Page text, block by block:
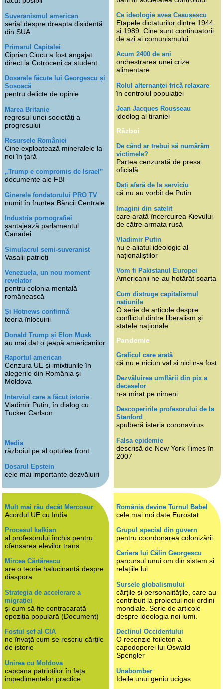
Suveranismul american
serial despre dreapta disidentă
din SUA
Primarul Capitalei
Ciprian Ciucu a fost angajat
direct la Cotroceni ca student
Dosarele făcute lui Georgescu și
Șoșoacă
pentru delicte de opinie
Marea Britanie
regresul unei societăți a
progresului
Resursele României
Cine exploatează mineralele la
noi în țară
„Trump e compromis de Israel”
documente ale FBI
Ginerele fondatorului PRO TV
numit în fruntea Băncii Centrale
Industria pornografiei
șantajează parlamentul
Canadei
Simulacrul semi-suveranist
Vasalii patrioți
Venezuela, un nou moment
revelator
pentru colonia mentală
românească
Și Hotnews confirmă
teoria înlocuirii
Donald Trump și Elon Musk
au mai dat o țeapă americanilor
Raportul american
Cenzura UE și imixtiunile în
alegerile din România și
Moldova
Interviul care a făcut istorie
Vladimir Putin, în dialog cu
Tucker Carlson
Media
războiul pe al optulea front
Dosarul Epstein
cele mai importante dezvăluiri
Ce ideologie avea Ceaușescu
Etapele dictaturilor dintre 1944
și 1989. Cine sunt continuatorii
de azi ai comunismului
Acum 2400 de ani
orchestrarea unei crize
alimentare
Rolul alternanței frică relaxare
în controlul populației
Jean Jacques Rousseau
ideolog al tiraniei
Război
De când ar trebui să numărăm
victimele?
Partea cenzurată de presa
oficială
Dați afară de la serviciu
că nu au vorbit de Putin
Imagini din satelit
care arată încercuirea Kievului
de către armata rusă
Vladimir Putin
nu e aliatul ideologic al
naționaliștilor
Vom fi Pakistanul Europei
Americanii ne-au hotărât soarta
Cum distruge capitalismul
națiunile
O serie de articole despre
conflictul dintre liberalism și
statele naționale
Pandemie
Graficul care arată
că nu e niciun val și nici n-a fost
Dezvăluirea umflării din pix a
deceselor
n-a mirat pe nimeni
Descoperirile profesorului de la
Stanford
spulberă isteria coronavirus
Falsa epidemie
descrisă de New York Times în
2007
Mult mai rău decât Mercosur
Acordul UE cu India
Procesul kafkian
al profesorului închis pentru
ofensarea elevilor trans
Mircea Cărtărescu
are o teorie halucinantă despre
diaspora
Strategia de accelerare a
migrației
și cum să fie contracarată
opoziția populară (Document)
Fostul șef al CIA
ne învață cum se rescriu cărțile
de istorie
Unirea cu Moldova
capcana patrioților în fața
impedimentelor practice
România devine Turnul Babel
cele mai noi date Eurostat
Grupul special din guvern
pentru coordonarea colonizării
Cariera lui Călin Georgescu
parcursul unui om din sistem și
relațiile lui
Sursele globalismului
cărțile și personalitățile, care au
contribuit la proiectul noii ordini
mondiale. Serie de articole
despre ideologia noi lumi.
Declinul Occidentului
O recenzie foileton a
capodoperei lui Oswald
Spengler
Unabomber
Ideile unui geniu ucigaș